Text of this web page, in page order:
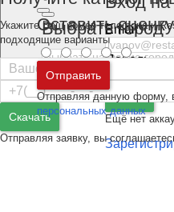
Войти
Выбрать город
Москва и
Санкт-Петербург и
Email
Пароль
Войти
Ещё нет
Укажите Ваш номер телефона и
подходящие варианты
Скачать
Отправляя заявку, вы
Оставить
Отправить
Отправляя данную форму,
персональных данных